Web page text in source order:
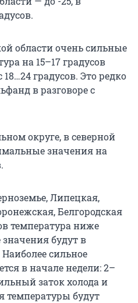
области очень сильные
на 15–17 градусов
градусов. Это редко
в разговоре с
округе, в северной
значения на
Липецкая,
Белгородская
температура ниже
будут в
сильное
в начале недели: 2–
заток холода и
будут